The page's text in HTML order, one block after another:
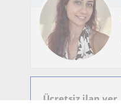
Ücretsiz ilan ver